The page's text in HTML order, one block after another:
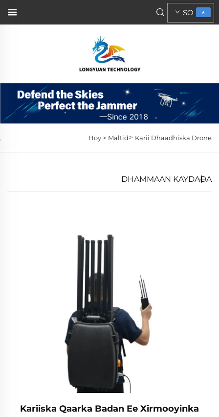
SO
Hoy > Maltid> Karii Dhaadhiska Drone
DHAMMAAN KAYDADA
Kariiska Qaarka Badan Ee Xirmooyinka